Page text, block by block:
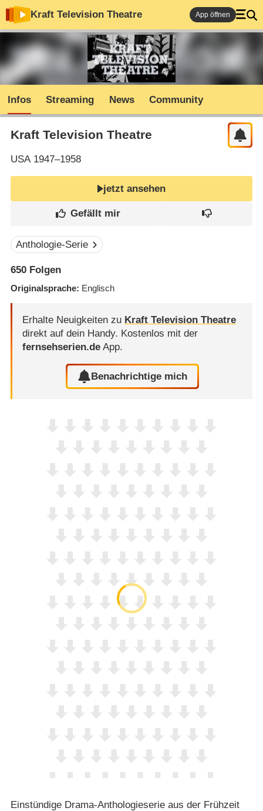
Kraft Television Theatre App öffnen
Infos Streaming News Community
Kraft Television Theatre
USA1947–1958
jetzt ansehen
Anthologie-Serie
650Folgen
Originalsprache Englisch
Erhalte Neuigkeiten zu Kraft Television Theatre
direkt auf dein Handy. Kostenlos mit der
fernsehserien.deApp.
Benachrichtige mich
Einstündige Drama-Anthologieserie aus der Frühzeit